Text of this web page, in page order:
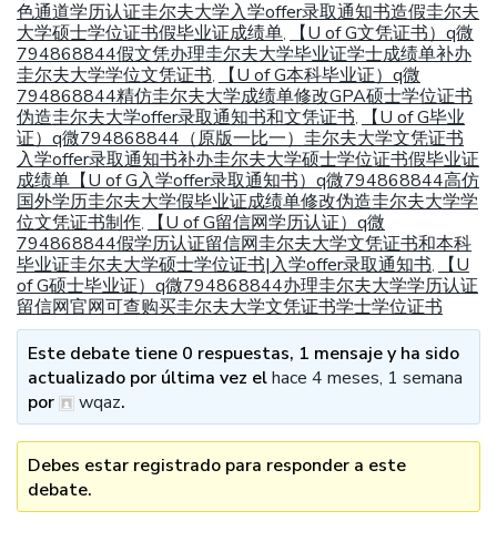
色通道学历认证圭尔夫大学入学offer录取通知书造假圭尔夫
大学硕士学位证书假毕业证成绩单,
【U of G文凭证书）q微
794868844假文凭办理圭尔夫大学毕业证学士成绩单补办
圭尔夫大学学位文凭证书,
【U of G本科毕业证）q微
794868844精仿圭尔夫大学成绩单修改GPA硕士学位证书
伪造圭尔夫大学offer录取通知书和文凭证书,
【U of G毕业
证）q微794868844（原版一比一）圭尔夫大学文凭证书
入学offer录取通知书补办圭尔夫大学硕士学位证书假毕业证
成绩单【U of G入学offer录取通知书）q微794868844高仿
国外学历圭尔夫大学假毕业证成绩单修改伪造圭尔夫大学学
位文凭证书制作,
【U of G留信网学历认证）q微
794868844假学历认证留信网圭尔夫大学文凭证书和本科
毕业证圭尔夫大学硕士学位证书|入学offer录取通知书,
【U
of G硕士毕业证）q微794868844办理圭尔夫大学学历认证
留信网官网可查购买圭尔夫大学文凭证书学士学位证书
Este debate tiene 0 respuestas, 1 mensaje y ha sido
actualizado por última vez elhace 4 meses, 1 semana
por
wqaz.
Debes estar registrado para responder a este
debate.